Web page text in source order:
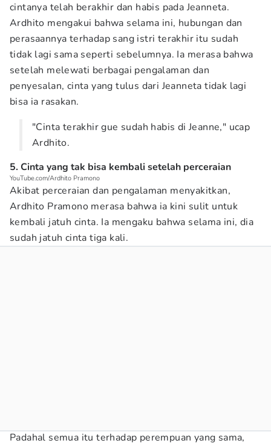
cintanya telah berakhir dan habis pada Jeanneta.
Ardhito mengakui bahwa selama ini, hubungan dan
perasaannya terhadap sang istri terakhir itu sudah
tidak lagi sama seperti sebelumnya. Ia merasa bahwa
setelah melewati berbagai pengalaman dan
penyesalan, cinta yang tulus dari Jeanneta tidak lagi
bisa ia rasakan.
"Cinta terakhir gue sudah habis di Jeanne," ucap
Ardhito.
5. Cinta yang tak bisa kembali setelah perceraian
YouTube.com/Ardhito Pramono
Akibat perceraian dan pengalaman menyakitkan,
Ardhito Pramono merasa bahwa ia kini sulit untuk
kembali jatuh cinta. Ia mengaku bahwa selama ini, dia
sudah jatuh cinta tiga kali.
Padahal semua itu terhadap perempuan yang sama,